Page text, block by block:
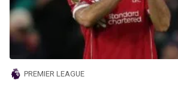
PREMIER LEAGUE